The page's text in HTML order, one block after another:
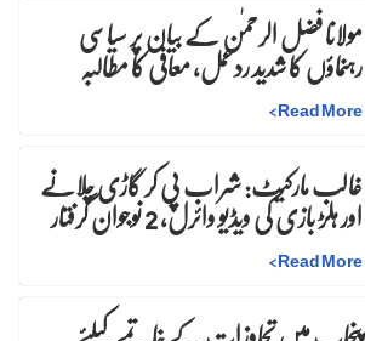
مولانا فضل الرحمٰن کے بیان پر سیاسی
رہنماؤں کا شدید ردعمل، معافی کا مطالبہ
Read More
>
غالب مارکیٹ: شراب پی کر گاڑی چلانے
اور ہلڑ بازی کی ویڈیو وائرل، 2 نوجوان گرفتار
Read More
>